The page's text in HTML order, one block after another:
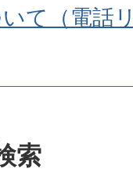
て（電話
索